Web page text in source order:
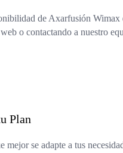
de Axarfusión Wimax
o contactando a nuestro
Plan
mejor se adapte a tus